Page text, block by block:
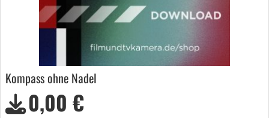
Kompass ohne Nadel
0,00 €